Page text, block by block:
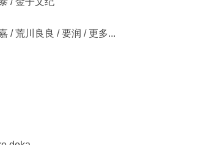
/ 荒川良良 / 要润 / 更多...